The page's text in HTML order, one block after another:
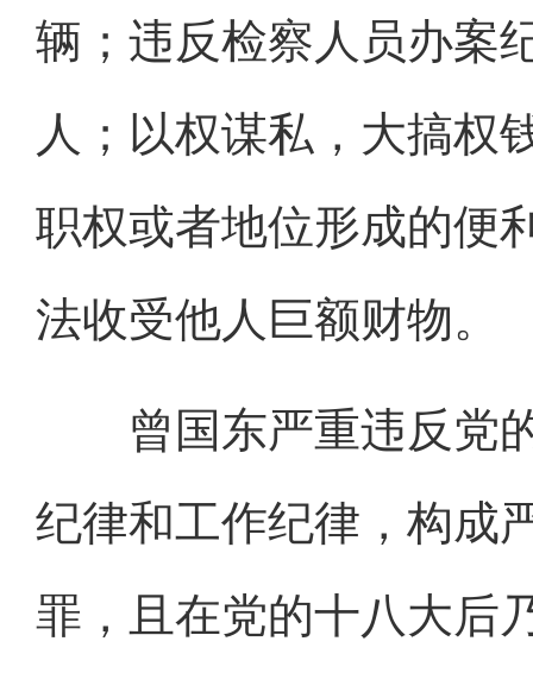
辆；违反检察人员办案
人；以权谋私，大搞权
职权或者地位形成的便
法收受他人巨额财物。
曾国东严重违反党的
纪律和工作纪律，构成
罪，且在党的十八大后